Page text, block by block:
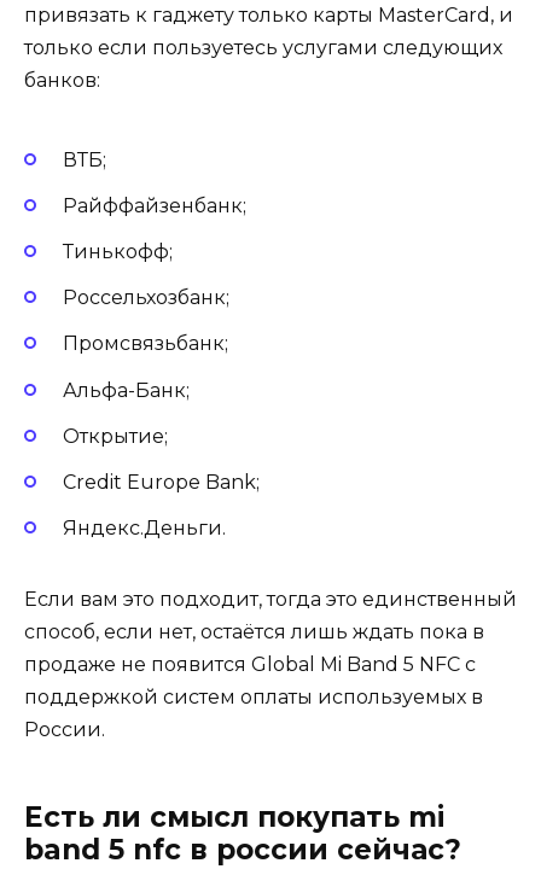
привязать к гаджету только карты MasterCard, и
только если пользуетесь услугами следующих
банков:
ВТБ;
Райффайзенбанк;
Тинькофф;
Россельхозбанк;
Промсвязьбанк;
Альфа-Банк;
Открытие;
Credit Europe Bank;
Яндекс.Деньги.
Если вам это подходит, тогда это единственный
способ, если нет, остаётся лишь ждать пока в
продаже не появится Global Mi Band 5 NFC с
поддержкой систем оплаты используемых в
России.
Есть ли смысл покупать mi
band 5 nfc в россии сейчас?